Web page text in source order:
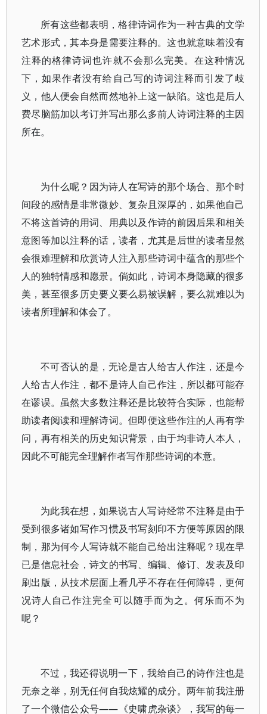
所有这些都表明，格律诗词作为一种古典的文学
艺术形式，其本身是需要注释的。这也就意味着没有
注释的格律诗词也许就不会那么完美。在这种情况
下，如果作者没有给自己写的诗词注释而引发了歧
义，他人便会自然而然地补上这一缺陷。这也是后人
费尽脑筋加以考订并写出那么多前人诗词注释的主因
所在。
为什么呢？因为诗人在写诗的那个场合、那个时
间段的感情是非常微妙、复杂且深厚的，如果他自己
不将这首诗的用词、用典以及作诗的前因后果和相关
意图等加以注释的话，读者，尤其是后世的读者显然
会很难理解和欣赏诗人注入那些诗词中蕴含的那些个
人的独特情感和愿景。倘如此，诗词本身隐藏的很多
美，甚至很多历史要义要么易被误解，要么就难以为
读者所理解和体会了。
不可否认的是，无论是古人给古人作注，还是今
人给古人作注，都不是诗人自己作注，所以都可能存
在谬误。虽然大多数注释还是比较符合实际，也能帮
助读者阅读和理解诗词。但即便这些作注的人再有学
问，再有相关的历史知识背景，由于均非诗人本人，
因此不可能完全理解作者写作那些诗词的本意。
为此我在想，如果说古人写诗经常不注释是由于
受到很多诸如写作习惯及书写刻印不方便等原因的限
制，那为何今人写诗就不能自己给出注释呢？现在早
已是信息社会，诗文的书写、编辑、修订、发表及印
刷出版，从技术层面上看几乎不存在任何障碍，更何
况诗人自己作注完全可以随手而为之。何乐而不为
呢？
不过，我还得说明一下，我给自己的诗作注也是
无奈之举，别无任何自我炫耀的成分。两年前我注册
了一个微信公众号——《史啸虎杂谈》，我写的每一